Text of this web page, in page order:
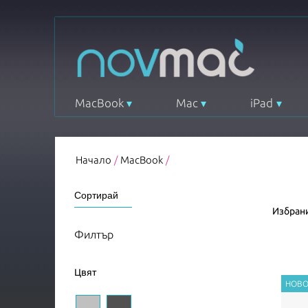
MacBook Mac iPad
Начало / MacBook /
Филтър
Цвят